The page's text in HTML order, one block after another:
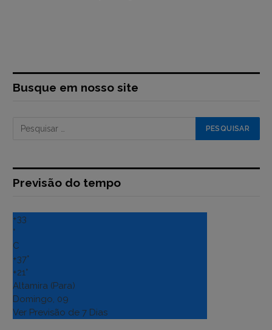
Busque em nosso site
Previsão do tempo
+33
°
C
+37°
+21°
Altamira (Para)
Domingo, 09
Ver Previsão de 7 Dias